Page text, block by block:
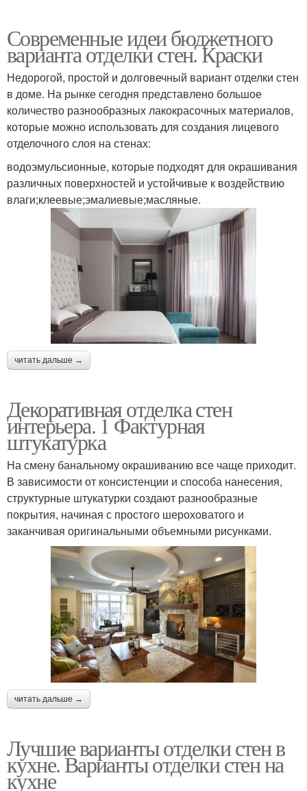
Современные идеи бюджетного
варианта отделки стен. Краски
Недорогой, простой и долговечный вариант отделки стен
в доме. На рынке сегодня представлено большое
количество разнообразных лакокрасочных материалов,
которые можно использовать для создания лицевого
отделочного слоя на стенах:
водоэмульсионные, которые подходят для окрашивания
различных поверхностей и устойчивые к воздействию
влаги;клеевые;эмалиевые;масляные.
читать дальше →
Декоративная отделка стен
интерьера. 1 Фактурная
штукатурка
На смену банальному окрашиванию все чаще приходит.
В зависимости от консистенции и способа нанесения,
структурные штукатурки создают разнообразные
покрытия, начиная с простого шероховатого и
заканчивая оригинальными объемными рисунками.
читать дальше →
Лучшие варианты отделки стен в
кухне. Варианты отделки стен на
кухне